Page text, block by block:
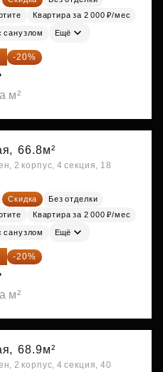
Квартира за 2 000 ₽/мес
санузлом Ещё
-20%
м²
66.8м²
2 корпус, 4 секция, 18
Скидка
Без отделки
Квартира за 2 000 ₽/мес
санузлом Ещё
-20%
м²
68.9м²
2 корпус, 4 секция, 40